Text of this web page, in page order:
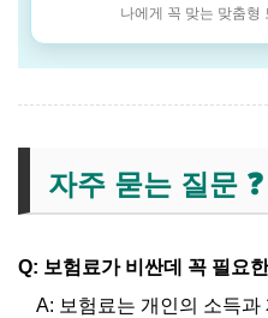
나에게 꼭 맞는 맞춤형
자주 묻는 질문 ❓
Q: 보험료가 비싼데 꼭 필요
A: 보험료는 개인의 소득